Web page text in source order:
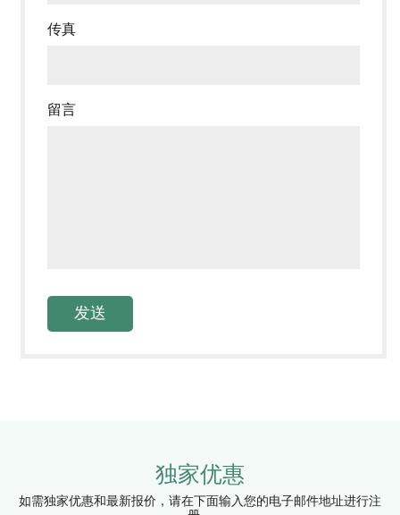
传真
留言
独家优惠
如需独家优惠和最新报价，请在下面输入您的电子邮件地址进行注